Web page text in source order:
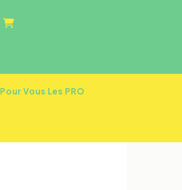
Pour Vous Les PRO